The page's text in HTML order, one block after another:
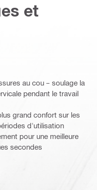
et
au cou – soulage la
pendant le travail
grand confort sur les
d'utilisation
pour une meilleure
secondes